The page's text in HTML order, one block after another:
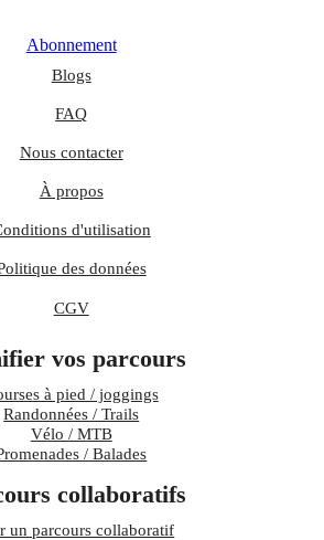
Abonnement
Blogs
FAQ
Nous contacter
À propos
d'utilisation
des données
CGV
vos parcours
à pied / joggings
Randonnées / Trails
Vélo / MTB
/ Balades
collaboratifs
un parcours collaboratif